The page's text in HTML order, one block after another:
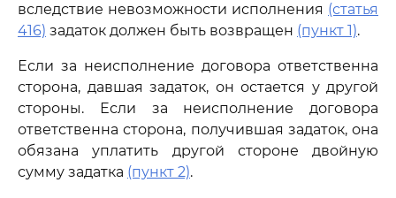
вследствие невозможности исполнения (статья
416) задаток должен быть возвращен (пункт 1).
Если за неисполнение договора ответственна
сторона, давшая задаток, он остается у другой
стороны. Если за неисполнение договора
ответственна сторона, получившая задаток, она
обязана уплатить другой стороне двойную
сумму задатка (пункт 2).